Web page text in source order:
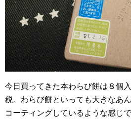
今日買ってきた本わらび餅は８個
税。わらび餅といっても大きなあ
コーティングしているような感じで